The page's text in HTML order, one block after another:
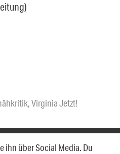
,Virginia Jetzt!
ihn über Social Media. Du